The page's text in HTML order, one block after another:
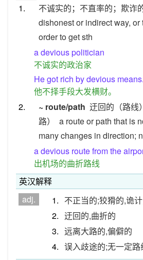
1.
不诚实的；不直率的；欺诈
dishonest or indirect way,
order to get sth
a devious politician
不诚实的政治家
He got rich by devious means.
他不择手段大发横财。
2.
~ route/path 迂回的（路线
路）
a route or path that is
many changes in direction;
a devious route from the
出机场的曲折路线
英汉解释
adj.
1. 不正当的;狡猾的,诡
2. 迂回的,曲折的
3. 远离大路的,偏僻的
4. 误入歧途的;无一定路